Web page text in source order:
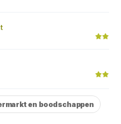
en boodschappen